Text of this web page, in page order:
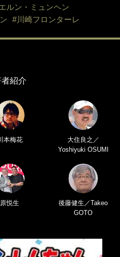
ルン・ミュンヘン
#川崎フロンターレ
紹介
本梅花
大住良之／
Yoshiyuki OSUMI
原悦生
後藤健生／Takeo
GOTO